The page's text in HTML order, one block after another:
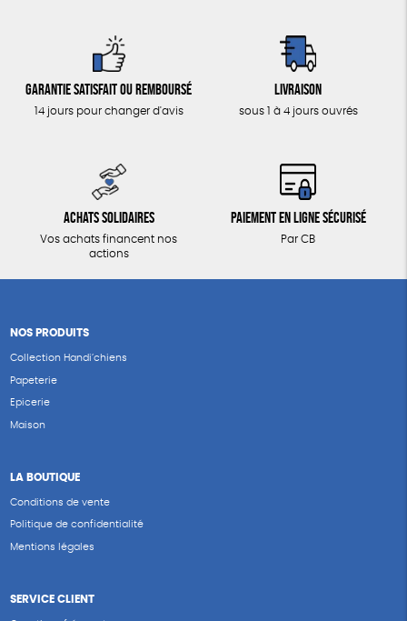
Garantie satisfait ou remboursé
14 jours pour changer d'avis
Livraison
sous 1 à 4 jours ouvrés
Achats solidaires
Vos achats financent nos
actions
Paiement en ligne sécurisé
Par CB
NOS PRODUITS
Collection Handi’chiens
Papeterie
Epicerie
Maison
LA BOUTIQUE
Conditions de vente
Politique de confidentialité
Mentions légales
SERVICE CLIENT